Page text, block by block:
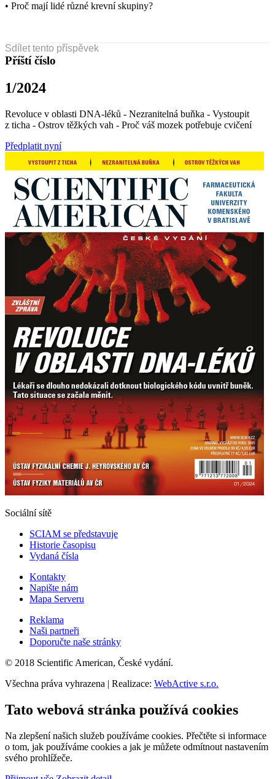
• Proč mají lidé různé krevní skupiny?
Sdílet tento příspěvek
Příští číslo
1/2024
Revoluce v oblasti DNA-léků - Nezranitelná buňka - Vystoupit
z ticha - Ostrov těžkých vah - Proč váš mozek potřebuje cvičení
Předplatit nyní
Sociální sítě
SCIAM se představuje
Historie časopisu
Vydaná čísla
Kontakty
Napište nám
Mapa Serveru
Reklama
Naši partneři
Doporučte naše stránky
© 2018 Scientific American, České vydání.
Všechna práva vyhrazena | Realizace: WebActive s.r.o.
Tato webová stránka používá cookies
Na zlepšení našich služeb používáme cookies. Přečtěte si informace
o tom, jak používáme cookies a jak je můžete odmítnout nastavením
svého prohlížeče.